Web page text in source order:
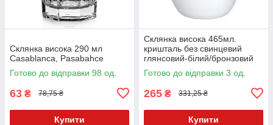
Склянка висока 290 мл
Casablanca, Pasabahce
Готово до відправки 98 од.
63 ₴ 78,75 ₴
Купити
Склянка висока 465мл.
кришталь без свинцевий
глянсовий-білий/бронзовий
Olympic, Stolzle
Готово до відправки 3 од.
265 ₴ 331,25 ₴
Купити